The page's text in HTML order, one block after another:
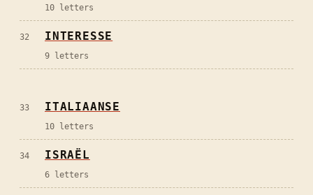
10 letters
32 INTERESSE
9 letters
33 ITALIAANSE
10 letters
34 ISRAËL
6 letters